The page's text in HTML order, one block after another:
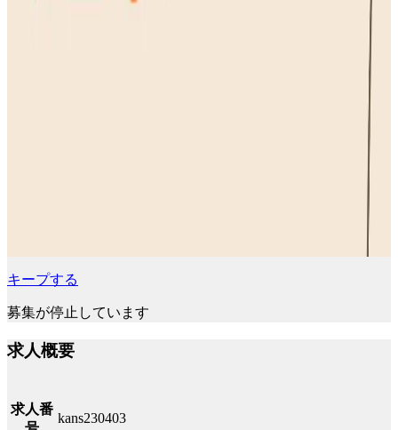
キープする
募集が停止しています
求人概要
求人番
kans230403